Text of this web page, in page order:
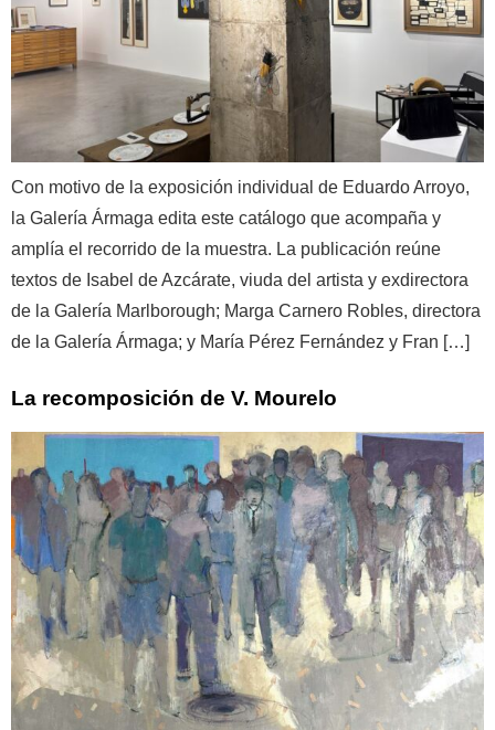
Con motivo de la exposición individual de Eduardo Arroyo,
la Galería Ármaga edita este catálogo que acompaña y
amplía el recorrido de la muestra. La publicación reúne
textos de Isabel de Azcárate, viuda del artista y exdirectora
de la Galería Marlborough; Marga Carnero Robles, directora
de la Galería Ármaga; y María Pérez Fernández y Fran […]
La recomposición de V. Mourelo